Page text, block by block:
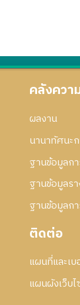
คลังควา
ผลงาน
นานาทัศนะ
ฐานข้อมูลก
ฐานข้อมูลร
ฐานข้อมูลก
ติดต่อ
แผนที่และเบ
แผนผังเว็บ